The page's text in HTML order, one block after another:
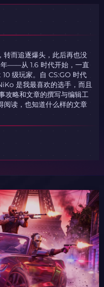
转而追逐爆头，此后再也没
年——从 1.6 时代开始，一直
级玩家。自 CS:GO 时代
是我最喜欢的选手，而且
攻略和文章的撰写与编辑工
阅读，也知道什么样的文章